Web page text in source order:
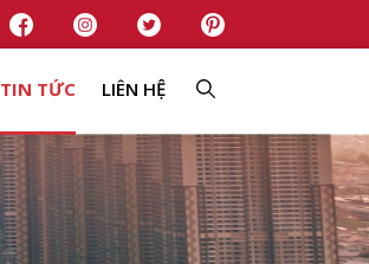
TIN TỨC LIÊN HỆ